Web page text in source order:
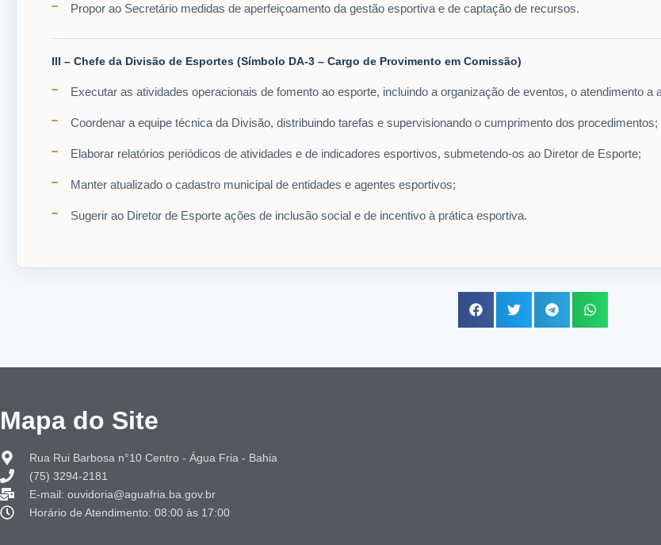
Propor ao Secretário medidas de aperfeiçoamento da gestão esportiva e de captação de recursos.
III – Chefe da Divisão de Esportes (Símbolo DA-3 – Cargo de Provimento em Comissão)
Executar as atividades operacionais de fomento ao esporte, incluindo a organização de eventos, o atendimento
Coordenar a equipe técnica da Divisão, distribuindo tarefas e supervisionando o cumprimento dos procedimentos;
Elaborar relatórios periódicos de atividades e de indicadores esportivos, submetendo-os ao Diretor de Esporte;
Manter atualizado o cadastro municipal de entidades e agentes esportivos;
Sugerir ao Diretor de Esporte ações de inclusão social e de incentivo à prática esportiva.
Mapa do Site
Rua Rui Barbosa n°10 Centro - Água Fria - Bahia
(75) 3294-2181
E-mail: ouvidoria@aguafria.ba.gov.br
Horário de Atendimento: 08:00 às 17:00